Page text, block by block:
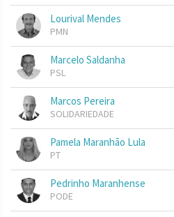
Lourival Mendes
PMN
Marcelo Saldanha
PSL
Marcos Pereira
SOLIDARIEDADE
Pamela Maranhão Lula
PT
Pedrinho Maranhense
PODE